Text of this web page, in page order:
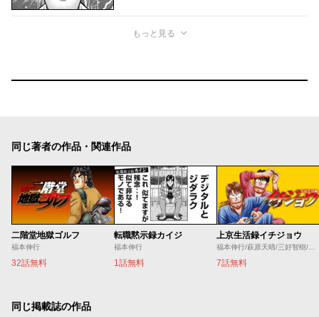
もっと見る
同じ著者の作品・関連作品
二階堂地獄ゴルフ
福本伸行
32話無料
転職黙示録カイジ
福本伸行
1話無料
上京生活録イチジョウ
7話無料
同じ掲載誌の作品